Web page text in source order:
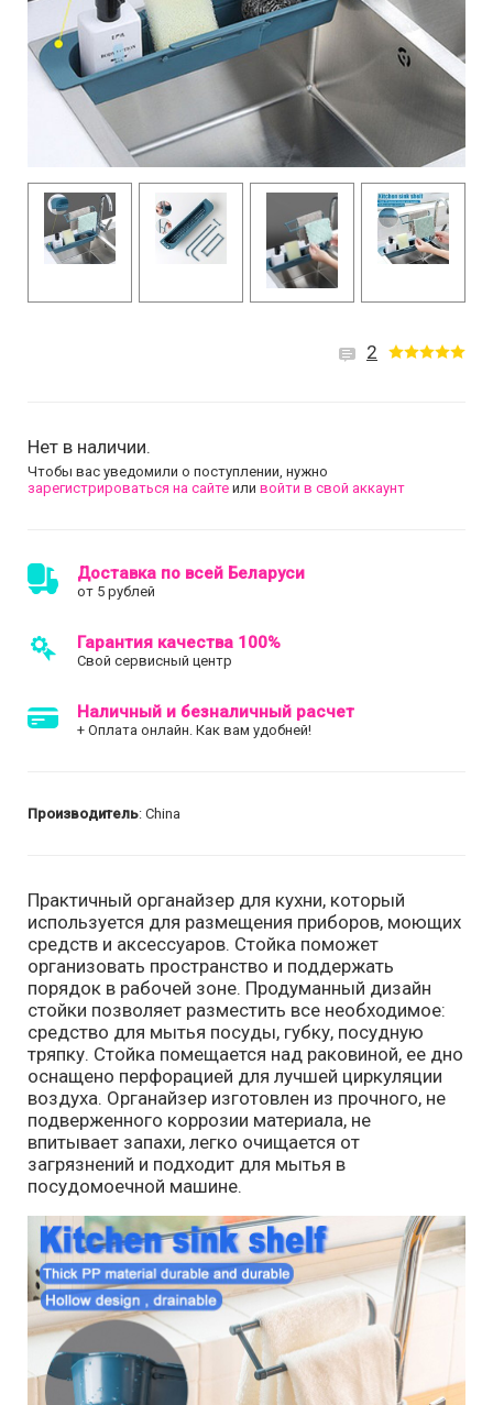
2
Нет в наличии.
Чтобы вас уведомили о поступлении, нужно
зарегистрироваться на сайте или войти в свой аккаунт
Доставка по всей Беларуси
от 5 рублей
Гарантия качества 100%
Свой сервисный центр
Наличный и безналичный расчет
+ Оплата онлайн. Как вам удобней!
Производитель: China
Практичный органайзер для кухни, который
используется для размещения приборов, моющих
средств и аксессуаров. Стойка поможет
организовать пространство и поддержать
порядок в рабочей зоне. Продуманный дизайн
стойки позволяет разместить все необходимое:
средство для мытья посуды, губку, посудную
тряпку. Стойка помещается над раковиной, ее дно
оснащено перфорацией для лучшей циркуляции
воздуха. Органайзер изготовлен из прочного, не
подверженного коррозии материала, не
впитывает запахи, легко очищается от
загрязнений и подходит для мытья в
посудомоечной машине.